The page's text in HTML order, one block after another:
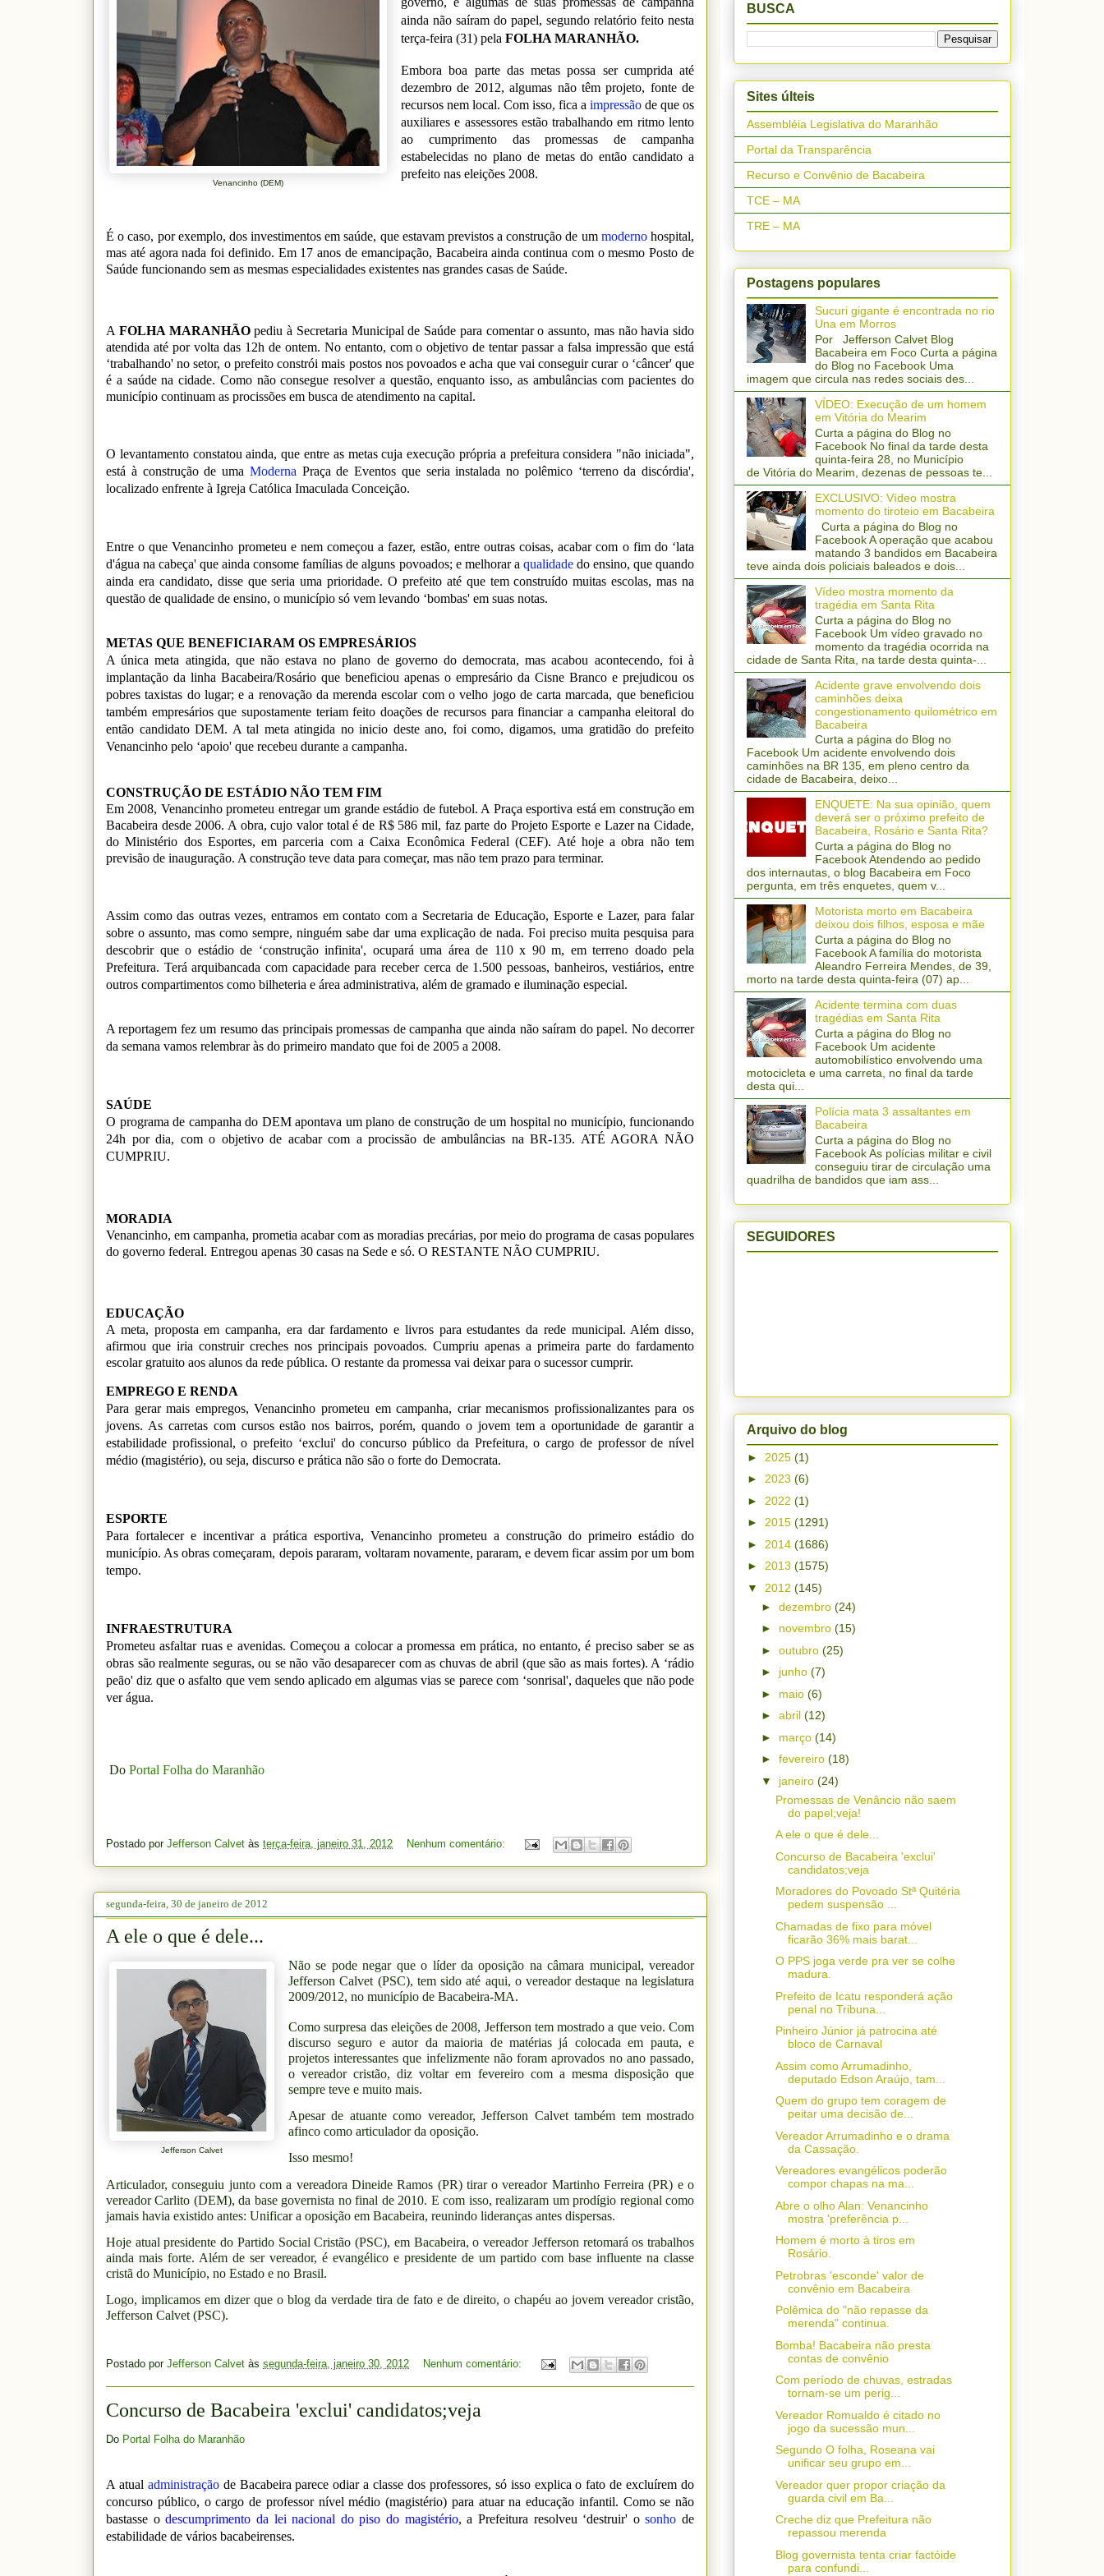
Venancinho (DEM)
ainda não saíram do papel, segundo relatório feito nesta
terça-feira (31) pela FOLHA MARANHÃO.
Embora boa parte das metas possa ser cumprida até
dezembro de 2012, algumas não têm projeto, fonte de
recursos nem local. Com isso, fica a impressão de que os
auxiliares e assessores estão trabalhando em ritmo lento
ao cumprimento das promessas de campanha
estabelecidas no plano de metas do então candidato a
prefeito nas eleições 2008.
É o caso, por exemplo, dos investimentos em saúde, que estavam previstos a construção de um modernohospital,
mas até agora nada foi definido. Em 17 anos de emancipação, Bacabeira ainda continua com o mesmo Posto de
Saúde funcionando sem as mesmas especialidades existentes nas grandes casas de Saúde.
A FOLHA MARANHÃOpediu à Secretaria Municipal de Saúde para comentar o assunto, mas não havia sido
atendida até por volta das 12h de ontem. No entanto, com o objetivo de tentar passar a falsa impressão que está
‘trabalhando' no setor, o prefeito constrói mais postos nos povoados e acha que vai conseguir curar o ‘câncer' que
é a saúde na cidade. Como não consegue resolver a questão, enquanto isso, as ambulâncias com pacientes do
município continuam as procissões em busca de atendimento na capital.
O levantamento constatou ainda, que entre as metas cuja execução própria a prefeitura considera "não iniciada",
está à construção de uma Moderna Praça de Eventos que seria instalada no polêmico ‘terreno da discórdia',
localizado enfrente à Igreja Católica Imaculada Conceição.
Entre o que Venancinho prometeu e nem começou a fazer, estão, entre outras coisas, acabar com o fim do ‘lata
d'água na cabeça' que ainda consome famílias de alguns povoados; e melhorar a qualidadedo ensino, que quando
ainda era candidato, disse que seria uma prioridade. O prefeito até que tem construído muitas escolas, mas na
questão de qualidade de ensino, o município só vem levando ‘bombas' em suas notas.
METAS QUE BENEFICIARAM OS EMPRESÁRIOS
A única meta atingida, que não estava no plano de governo do democrata, mas acabou acontecendo, foi à
implantação da linha Bacabeira/Rosário que beneficiou apenas o empresário da Cisne Branco e prejudicou os
pobres taxistas do lugar; e a renovação da merenda escolar com o velho jogo de carta marcada, que beneficiou
também empresários que supostamente teriam feito doações de recursos para financiar a campanha eleitoral do
então candidato DEM. A tal meta atingida no inicio deste ano, foi como, digamos, uma gratidão do prefeito
Venancinho pelo ‘apoio' que recebeu durante a campanha.
CONSTRUÇÃO DE ESTÁDIO NÃO TEM FIM
Em 2008, Venancinho prometeu entregar um grande estádio de futebol. A Praça esportiva está em construção em
Bacabeira desde 2006. A obra, cujo valor total é de R$ 586 mil, faz parte do Projeto Esporte e Lazer na Cidade,
do Ministério dos Esportes, em parceria com a Caixa Econômica Federal (CEF). Até hoje a obra não tem
previsão de inauguração. A construção teve data para começar, mas não tem prazo para terminar.
Assim como das outras vezes, entramos em contato com a Secretaria de Educação, Esporte e Lazer, para falar
sobre o assunto, mas como sempre, ninguém sabe dar uma explicação de nada. Foi preciso muita pesquisa para
descobrir que o estádio de ‘construção infinita', ocupará uma área de 110 x 90 m, em terreno doado pela
Prefeitura. Terá arquibancada com capacidade para receber cerca de 1.500 pessoas, banheiros, vestiários, entre
outros compartimentos como bilheteria e área administrativa, além de gramado e iluminação especial.
A reportagem fez um resumo das principais promessas de campanha que ainda não saíram do papel. No decorrer
da semana vamos relembrar às do primeiro mandato que foi de 2005 a 2008.
SAÚDE
O programa de campanha do DEM apontava um plano de construção de um hospital no município, funcionando
24h por dia, com o objetivo de acabar com a procissão de ambulâncias na BR-135. ATÉ AGORA NÃO
CUMPRIU.
MORADIA
Venancinho, em campanha, prometia acabar com as moradias precárias, por meio do programa de casas populares
do governo federal. Entregou apenas 30 casas na Sede e só. O RESTANTE NÃO CUMPRIU.
EDUCAÇÃO
A meta, proposta em campanha, era dar fardamento e livros para estudantes da rede municipal. Além disso,
afirmou que iria construir creches nos principais povoados. Cumpriu apenas a primeira parte do fardamento
escolar gratuito aos alunos da rede pública. O restante da promessa vai deixar para o sucessor cumprir.
EMPREGO E RENDA
Para gerar mais empregos, Venancinho prometeu em campanha, criar mecanismos profissionalizantes para os
jovens. As carretas com cursos estão nos bairros, porém, quando o jovem tem a oportunidade de garantir a
estabilidade profissional, o prefeito ‘exclui' do concurso público da Prefeitura, o cargo de professor de nível
médio (magistério), ou seja, discurso e prática não são o forte do Democrata.
ESPORTE
Para fortalecer e incentivar a prática esportiva, Venancinho prometeu a construção do primeiro estádio do
município. As obras começaram, depois pararam, voltaram novamente, pararam, e devem ficar assim por um bom
tempo.
INFRAESTRUTURA
Prometeu asfaltar ruas e avenidas. Começou a colocar a promessa em prática, no entanto, é preciso saber se as
obras são realmente seguras, ou se não vão desaparecer com as chuvas de abril (que são as mais fortes). A ‘rádio
peão' diz que o asfalto que vem sendo aplicado em algumas vias se parece com ‘sonrisal', daqueles que não pode
ver água.
Do Portal Folha do Maranhão
Postado por Jefferson Calvet às terça-feira, janeiro 31, 2012 Nenhum comentário:
segunda-feira, 30 de janeiro de 2012
A ele o que é dele...
Jefferson Calvet
Não se pode negar que o líder da oposição na câmara municipal, vereador
Jefferson Calvet (PSC), tem sido até aqui, o vereador destaque na legislatura
2009/2012, no município de Bacabeira-MA.
Como surpresa das eleições de 2008, Jefferson tem mostrado a que veio. Com
discurso seguro e autor da maioria de matérias já colocada em pauta, e
projetos interessantes que infelizmente não foram aprovados no ano passado,
o vereador cristão, diz voltar em fevereiro com a mesma disposição que
sempre teve e muito mais.
Apesar de atuante como vereador, Jefferson Calvet também tem mostrado
afinco como articulador da oposição.
Isso mesmo!
Articulador, conseguiu junto com a vereadora Dineide Ramos (PR) tirar o vereador Martinho Ferreira (PR) e o
vereador Carlito (DEM), da base governista no final de 2010. E com isso, realizaram um prodígio regional como
jamais havia existido antes: Unificar a oposição em Bacabeira, reunindo lideranças antes dispersas.
Hoje atual presidente do Partido Social Cristão (PSC), em Bacabeira, o vereador Jefferson retomará os trabalhos
ainda mais forte. Além de ser vereador, é evangélico e presidente de um partido com base influente na classe
cristã do Município, no Estado e no Brasil.
Logo, implicamos em dizer que o blog da verdade tira de fato e de direito, o chapéu ao jovem vereador cristão,
Jefferson Calvet (PSC).
Postado por Jefferson Calvet às segunda-feira, janeiro 30, 2012 Nenhum comentário:
Concurso de Bacabeira 'exclui' candidatos;veja
Do Portal Folha do Maranhão
A atual administraçãode Bacabeira parece odiar a classe dos professores, só isso explica o fato de excluírem do
concurso público, o cargo de professor nível médio (magistério) para atuar na educação infantil. Como se não
bastasse odescumprimento da lei nacional do piso do magistério, a Prefeitura resolveu ‘destruir' osonho de
estabilidade de vários bacabeirenses.
BUSCA
Sites últeis
Assembléia Legislativa do Maranhão
Portal da Transparência
Recurso e Convênio de Bacabeira
TCE – MA
TRE – MA
Postagens populares
Sucuri gigante é encontrada no rio
Una em Morros
Por Jefferson Calvet Blog
Bacabeira em Foco Curta a página
do Blog no Facebook Uma
imagem que circula nas redes sociais des...
VÍDEO: Execução de um homem
em Vitória do Mearim
Curta a página do Blog no
Facebook No final da tarde desta
quinta-feira 28, no Município
de Vitória do Mearim, dezenas de pessoas te...
EXCLUSIVO: Vídeo mostra
momento do tiroteio em Bacabeira
Curta a página do Blog no
Facebook A operação que acabou
matando 3 bandidos em Bacabeira
teve ainda dois policiais baleados e dois...
Vídeo mostra momento da
tragédia em Santa Rita
Curta a página do Blog no
Facebook Um vídeo gravado no
momento da tragédia ocorrida na
cidade de Santa Rita, na tarde desta quinta-...
Acidente grave envolvendo dois
caminhões deixa
congestionamento quilométrico em
Bacabeira
Curta a página do Blog no
Facebook Um acidente envolvendo dois
caminhões na BR 135, em pleno centro da
cidade de Bacabeira, deixo...
ENQUETE: Na sua opinião, quem
deverá ser o próximo prefeito de
Bacabeira, Rosário e Santa Rita?
Curta a página do Blog no
Facebook Atendendo ao pedido
dos internautas, o blog Bacabeira em Foco
pergunta, em três enquetes, quem v...
Motorista morto em Bacabeira
deixou dois filhos, esposa e mãe
Curta a página do Blog no
Facebook A família do motorista
Aleandro Ferreira Mendes, de 39,
morto na tarde desta quinta-feira (07) ap...
Acidente termina com duas
tragédias em Santa Rita
Curta a página do Blog no
Facebook Um acidente
automobilístico envolvendo uma
motocicleta e uma carreta, no final da tarde
desta qui...
Polícia mata 3 assaltantes em
Bacabeira
Curta a página do Blog no
Facebook As polícias militar e civil
conseguiu tirar de circulação uma
quadrilha de bandidos que iam ass...
SEGUIDORES
Arquivo do blog
► 2025 (1)
► 2023 (6)
► 2022 (1)
► 2015 (1291)
► 2014 (1686)
► 2013 (1575)
▼ 2012 (145)
► dezembro (24)
► novembro (15)
► outubro (25)
► junho (7)
► maio (6)
► abril (12)
► março (14)
► fevereiro (18)
▼ janeiro (24)
Promessas de Venâncio não saem
do papel;veja!
A ele o que é dele...
Concurso de Bacabeira 'exclui'
candidatos;veja
Moradores do Povoado Stª Quitéria
pedem suspensão ...
Chamadas de fixo para móvel
ficarão 36% mais barat...
O PPS joga verde pra ver se colhe
madura.
Prefeito de Icatu responderá ação
penal no Tribuna...
Pinheiro Júnior já patrocina até
bloco de Carnaval
Assim como Arrumadinho,
deputado Edson Araújo, tam...
Quem do grupo tem coragem de
peitar uma decisão de...
Vereador Arrumadinho e o drama
da Cassação.
Vereadores evangélicos poderão
compor chapas na ma...
Abre o olho Alan: Venancinho
mostra 'preferência p...
Homem é morto à tiros em
Rosário.
Petrobras 'esconde' valor de
convênio em Bacabeira
Polêmica do "não repasse da
merenda" continua.
Bomba! Bacabeira não presta
contas de convênio
Com período de chuvas, estradas
tornam-se um perig...
Vereador Romualdo é citado no
jogo da sucessão mun...
Segundo O folha, Roseana vai
unificar seu grupo em...
Vereador quer propor criação da
guarda civil em Ba...
Creche diz que Prefeitura não
repassou merenda
Blog governista tenta criar factóide
para confundi...